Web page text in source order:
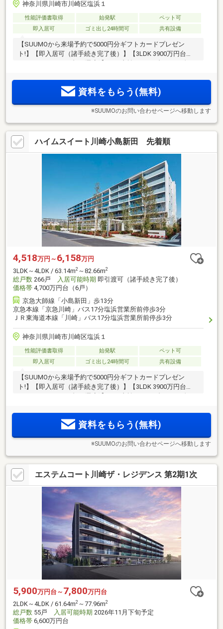
神奈川県川崎市川崎区塩浜１
性能評価書取得 始発駅
ペット可
即入居可
ゴミ出し24時間可 共有設備
【SUUMOから来場予約で5000円分ギフトカードプレゼン
ト!】【即入居可（諸手続き完了後）】【3LDK 3900万円台
～/4LDK 4900万円台～(予定)】月々支払い6万円台～（頭金8万
場設置率約80％、平置駐車場中心。敷地内駐車場使用料月額
900円～。全266邸
資料をもらう(無料)
※SUUMOのお問い合わせページへ移動します
ハイムスイート川崎小島新田 先着順
4,518万円～ 6,158万円
3LDK～4LDK / 63.14m2 ～82.66m2
総戸数 266戸 入居可能時期 即引渡可（諸手続き完了後）
価格帯 4,700万円台（6戸）
京急大師線「小島新田」歩13分
京急本線「京急川崎」バス17分塩浜営業所前停歩3分
ＪＲ東海道本線「川崎」バス17分塩浜営業所前停歩3分
神奈川県川崎市川崎区塩浜１
性能評価書取得 始発駅
ペット可
即入居可
ゴミ出し24時間可 共有設備
【SUUMOから来場予約で5000円分ギフトカードプレゼン
ト!】【即入居可（諸手続き完了後）】【3LDK 3900万円台
～/4LDK 4900万円台～(予定)】月々支払い6万円台～（頭金8万
場設置率約80％、平置駐車場中心。敷地内駐車場使用料月額
900円～。全266邸
資料をもらう(無料)
※SUUMOのお問い合わせページへ移動します
エステムコート川崎ザ・レジデンス 第2期1次
5,900万円台～ 7,800万円台
2LDK～4LDK / 61.64m2 ～77.96m2
総戸数 55戸 入居可能時期 2026年11月下旬予定
価格帯 6,600万円台